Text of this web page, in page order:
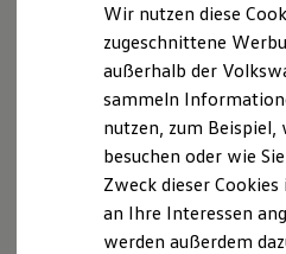
Elektroautos
ID. Tutorials
Reichweite
Reichweite der
Reichweite im
Laden
Laden unterwegs
Laden Zuhause
Probefahrt
Fahrzeugangebot
Wir nutzen diese
zugeschnittene
außerhalb der
sammeln
nutzen, zum Beispiel,
besuchen oder wie
Zweck dieser
an Ihre Interessen
werden außerdem